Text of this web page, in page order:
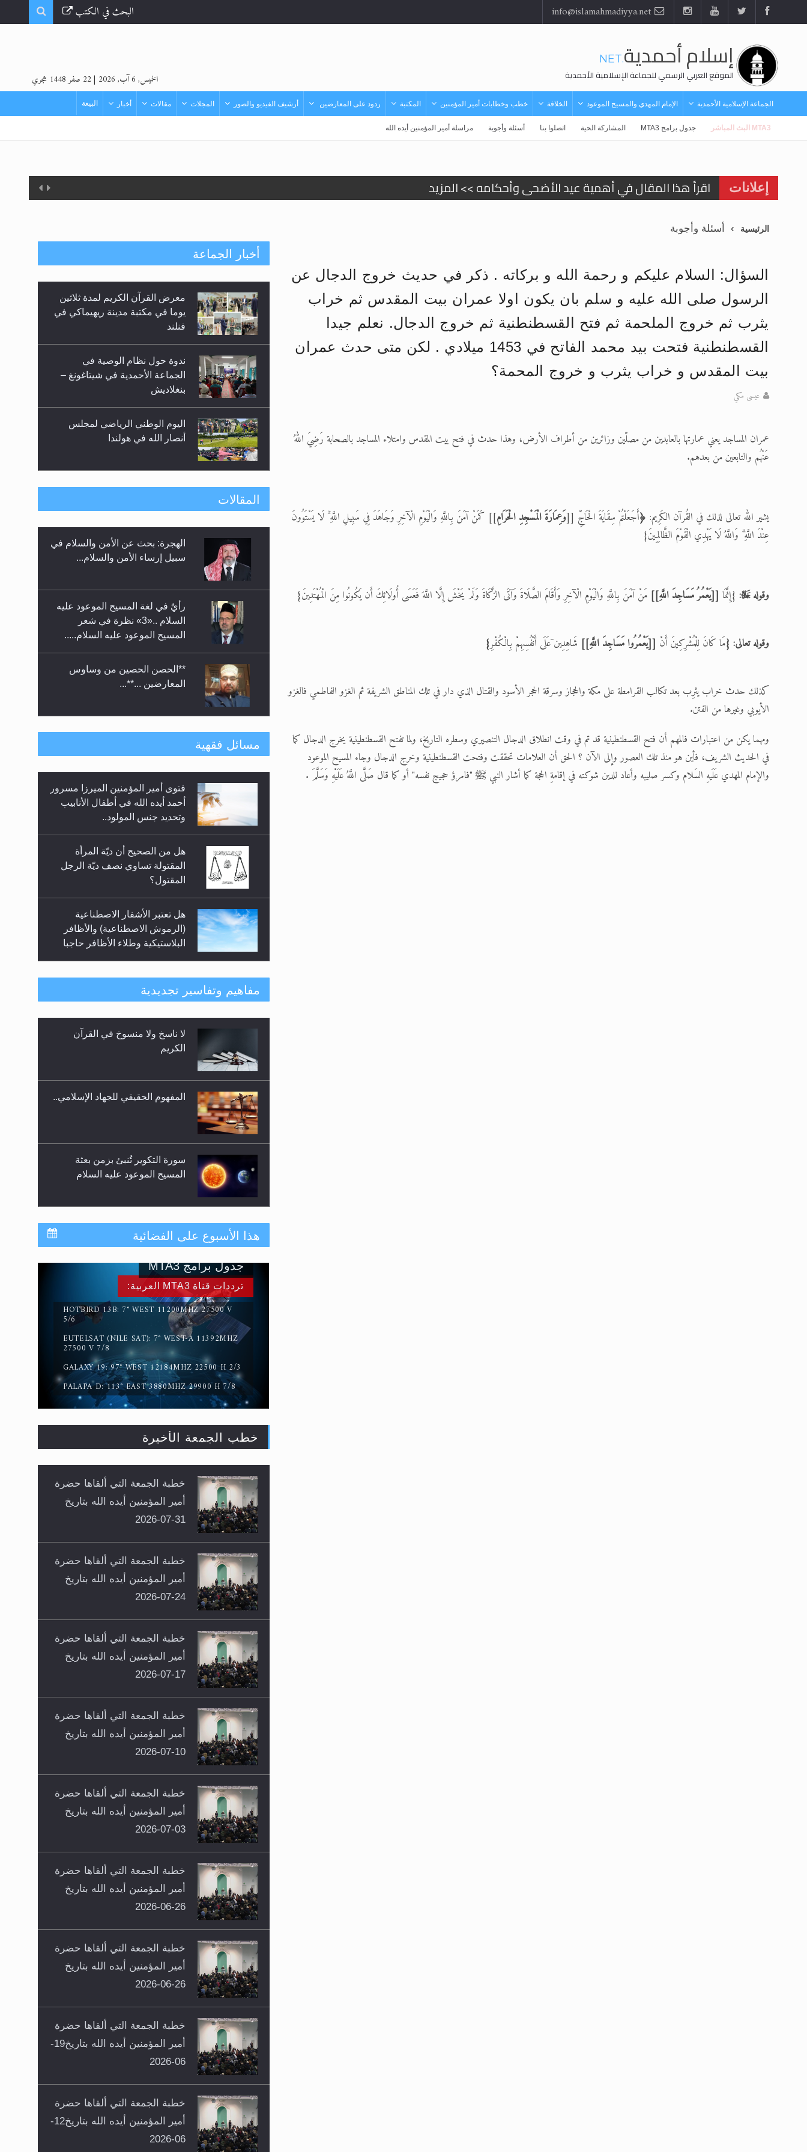
البحث في الكتب
إسلام أحمدية.NET
الموقع العربي الرسمي للجماعة الإسلامية الأحمدية الخميس, 6 آب, 2026 |22 صفر 1448 هجري
الجماعة الإسلامية الأحمدية الإمام المهدي والمسيح الموعود الخلافة خطب وخطابات أمير المؤمنين المكتبة ردود على المعارضين أرشيف الفيديو والصور المجلات مقالات أخبار البيعة
MTA3 البث المباشر جدول برامج MTA3 المشاركة الحية اتصلوا بنا أسئلة وأجوبة مراسلة أمير المؤمنين أيده الله
إعلانات
اقرأ هذا المقال في أهمية عيد الأضحى وأحكامه >> المزيد
الحجّ.. دلالات، حِكم، وأهداف >> المزيد
تعميم هامّ لأفراد الجماعة >> المزيد
تعميم هامّ لأفراد الجماعة >> المزيد
إعلان هامّ بخصوص الرسائل المرسلة إلى حضرة امير المؤمنين أيده الله والمكتب العربي >> المزيد
للانتقال إلى كافة الردود على القمص زكريا يطرس وأعداء الإسلام اضغط هنا >> المزيد
اقرأ هذا الكتاب وتعرّف على حقيقة الإسراء والمعراج >> المزيد
الرئيسية أسئلة وأجوبة
السؤال: السلام عليكم و رحمة الله و بركاته . ذكر في حديث خروج الدجال عن
الرسول صلى الله عليه و سلم بان يكون اولا عمران بيت المقدس ثم خراب
يثرب ثم خروج الملحمة ثم فتح القسطنطنية ثم خروج الدجال. نعلم جيدا
القسطنطنية فتحت بيد محمد الفاتح في 1453 ميلادي . لكن متى حدث عمران
بيت المقدس و خراب يثرب و خروج المحمة؟
عيسى مكي
عمران المساجد يعني عمارتها بالعابدين من مصلّين وزائرين من أطراف الأرض، وهذا حدث في فتح بيت المقدس وامتلاء المساجد بالصحابة رَضِيَ اللهُ
عَنْهُم والتابعين من بعدهم.
يشير الله تعالى لذلك في القُرآن الكَرِيم: ﴿أَجَعَلْتُمْ سِقَايَةَ الْحَاجِّ [[وَعِمَارَةَ الْمَسْجِدِ الْحَرَامِ]] كَمَنْ آمَنَ بِاللَّهِ وَالْيَوْمِ الْآخِرِ وَجَاهَدَ فِي سَبِيلِ اللَّهِ ۚ لَا يَسْتَوُونَ
عِنْدَ اللَّهِ ۗ وَاللَّهُ لَا يَهْدِي الْقَوْمَ الظَّالِمِينَ}
وقوله ﷻ: {إِنَّمَا [[يَعْمُرُ مَسَاجِدَ اللَّهِ]] مَنْ آمَنَ بِاللَّهِ وَالْيَوْمِ الْآخِرِ وَأَقَامَ الصَّلَاةَ وَآتَى الزَّكَاةَ وَلَمْ يَخْشَ إِلَّا اللَّهَ فَعَسَى أُولَائِكَ أَن يَكُونُوا مِنَ الْمُهْتَدِينَ}
وقوله تعالى: {مَا كَانَ لِلْمُشْرِكِينَ أَنْ [[يَعْمُرُوا مَسَاجِدَ اللَّهِ]] شَاهِدِين َعَلَى أَنْفُسِهِمْ بِالْكُفْرِ}
كذلك حدث خراب يثرِب بعد تكالب القرامطة على مكة والحجاز وسرقة الحجر الأسود والقتال الذي دار في تلك المناطق الشريفة ثم الغزو الفاطمي فالغزو
الأيوبي وغيرها من الفتن.
ومهما يكن من اعتبارات فالمهم أن فتح القسطنطينية قد تم في وقت انطلاق الدجال التنصيري وسطره التاريخ، ولما تفتح القسطنطينية يخرج الدجال كما
في الحديث الشريف، فأين هو منذ تلك العصور وإلى الآن ؟ الحق أن العلامات تحققت وفتحت القسطنطينية وخرج الدجال وجاء المسيح الموعود
والإمام المهدي عَلَيهِ السَلام وكسر صليبه وأعاد للدين شوكته في إقامةِ الحجة كما أشار النبي ﷺ "فامرؤ حجيج نفسه" أو كما قال صَلَّى اللَّهُ عَلَيْهِ وَسَلَّمَ .
أخبار الجماعة
معرض القرآن الكريم لمدة ثلاثين
يوما في مكتبة مدينة ريهيماكي في
فنلند
ندوة حول نظام الوصية في
الجماعة الأحمدية في شيتاغونغ –
بنغلاديش
اليوم الوطني الرياضي لمجلس
أنصار الله في هولندا
إتمام حفظ القرآن الكريم لثلاثة
حفل توزيع الشهادات في الجامعة
الأحمدية بنيجيريا لعام 2025
المقالات
الهجرة: بحث عن الأمن والسلام في
سبيل إرساء الأمن والسلام...
رأيٌ في لغة المسيح الموعود عليه
السلام ..«3» نظرة في شعر
المسيح الموعود عليه السلام.....
**الحصن الحصين من وساوس
المعارضين ...**...
متطلَّبات التّحريك الجديد...
رأيٌ في لغة المسيح الموعود عليه
السلام.. 4...
مسائل فقهية
فتوى أمير المؤمنين الميرزا مسرور
أحمد أيده الله في أطفال الأنابيب
وتحديد جنس المولود..
هل من الصحيح أن ديّة المرأة
المقتولة تساوي نصف ديّة الرجل
المقتول؟
هل تعتبر الأشفار الاصطناعية
(الرموش الاصطناعية) والأظافر
البلاستيكية وطلاء الأظافر حاجبا
هل يُحسب حول الزكاة وفق السنة
الميلادية أو الهجرية؟
هل يجوز فتح مشروع كوافير نسائي
للمحجبات وغير المحجبات؟
مفاهيم وتفاسير تجديدية
لا ناسخ ولا منسوخ في القرآن
الكريم
المفهوم الحقيقي للجهاد الإسلامي..
سورة التكوير تُنبئ بزمن بعثة
المسيح الموعود عليه السلام
حقيقة المسيح الدجال
القرآن قاضٍ وحكمٌ على السنة
ومهيمنٌ عليها.. ليس العكس
هذا الأسبوع على الفضائية
ترددات قناة MTA3 العربية:
HOTBIRD 13B: 7° WEST 11200MHZ 27500 V
5/6
EUTELSAT (NILE SAT): 7° WEST-A 11392MHZ
27500 V 7/8
GALAXY 19: 97° WEST 12184MHZ 22500 H 2/3
PALAPA D: 113° EAST 3880MHZ 29900 H 7/8
جدول برامج MTA3
خطب الجمعة الأخيرة
خطبة الجمعة التي ألقاها حضرة
أمير المؤمنين أيده الله بتاريخ
31-07-2026
خطبة الجمعة التي ألقاها حضرة
أمير المؤمنين أيده الله بتاريخ
24-07-2026
خطبة الجمعة التي ألقاها حضرة
أمير المؤمنين أيده الله بتاريخ
17-07-2026
خطبة الجمعة التي ألقاها حضرة
أمير المؤمنين أيده الله بتاريخ
10-07-2026
خطبة الجمعة التي ألقاها حضرة
أمير المؤمنين أيده الله بتاريخ
03-07-2026
خطبة الجمعة التي ألقاها حضرة
أمير المؤمنين أيده الله بتاريخ
26-06-2026
خطبة الجمعة التي ألقاها حضرة
أمير المؤمنين أيده الله بتاريخ
26-06-2026
خطبة الجمعة التي ألقاها حضرة
أمير المؤمنين أيده الله بتاريخ19-
06-2026
خطبة الجمعة التي ألقاها حضرة
أمير المؤمنين أيده الله بتاريخ12-
06-2026